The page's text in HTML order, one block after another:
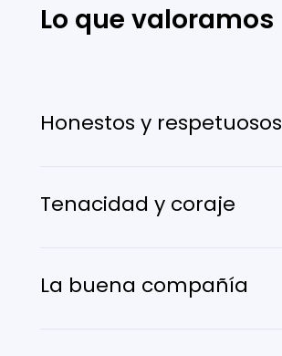
Lo que valoramos
Honestos y respetuosos
Tenacidad y coraje
La buena compañía